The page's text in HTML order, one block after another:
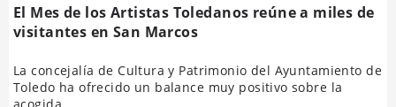
El Mes de los Artistas Toledanos reúne a miles de
visitantes en San Marcos
La concejalía de Cultura y Patrimonio del Ayuntamiento de
Toledo ha ofrecido un balance muy positivo sobre la